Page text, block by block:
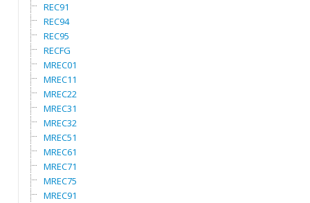
REC91
REC94
REC95
RECFG
MREC01
MREC11
MREC22
MREC31
MREC32
MREC51
MREC61
MREC71
MREC75
MREC91